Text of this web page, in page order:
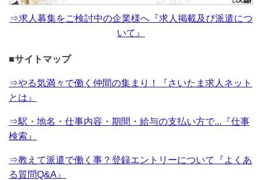
⇒求人募集をご検討中の企業様へ『求人掲載及び派遣につ
いて』
■サイトマップ
⇒やる気満々で働く仲間の集まり！『さいたま求人ネット
とは』
⇒駅・地名・仕事内容・期間・給与の支払い方で...『仕事
検索』
⇒教えて派遣で働く事？登録エントリーについて『よくあ
る質問Q&A』